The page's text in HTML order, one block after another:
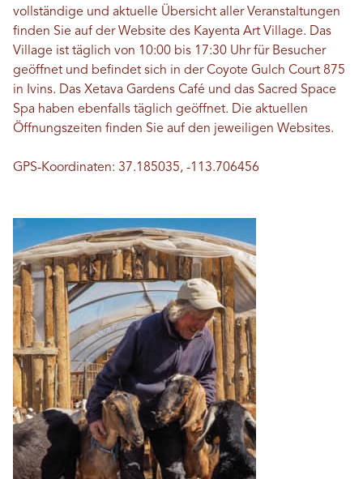
vollständige und aktuelle Übersicht aller Veranstaltungen
finden Sie auf der Website des Kayenta Art Village. Das
Village ist täglich von 10:00 bis 17:30 Uhr für Besucher
geöffnet und befindet sich in der Coyote Gulch Court 875
in Ivins. Das Xetava Gardens Café und das Sacred Space
Spa haben ebenfalls täglich geöffnet. Die aktuellen
Öffnungszeiten finden Sie auf den jeweiligen Websites.
GPS-Koordinaten: 37.185035, -113.706456